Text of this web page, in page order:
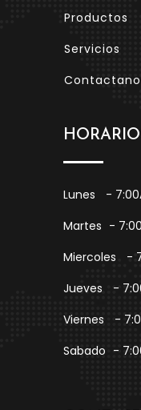
Productos
Servicios
Lunes
-
Martes -
Miercoles
-
Jueves
-
Viernes
-
Sabado -